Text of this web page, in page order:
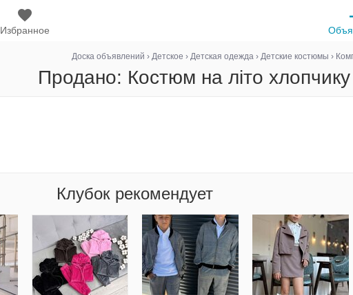
Избранное
Доска объявлений › Детское › Детская одежда › Детские костюмы ›
Продано: Костюм на літо
Клубок рекомендует